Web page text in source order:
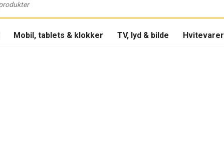
Mobil, tablets & klokker TV, lyd & bilde Hvitevarer